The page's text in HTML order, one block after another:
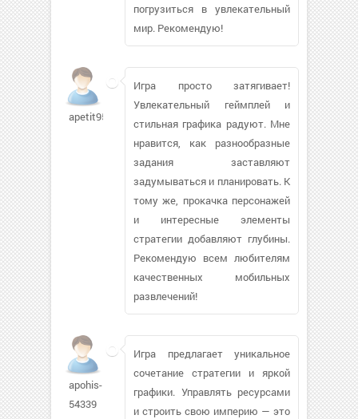
погрузиться в увлекательный
мир. Рекомендую!
apetit95
Игра просто затягивает!
Увлекательный геймплей и
стильная графика радуют. Мне
нравится, как разнообразные
задания заставляют
задумываться и планировать. К
тому же, прокачка персонажей
и интересные элементы
стратегии добавляют глубины.
Рекомендую всем любителям
качественных мобильных
развлечений!
apohis-
54339
Игра предлагает уникальное
сочетание стратегии и яркой
графики. Управлять ресурсами
и строить свою империю — это